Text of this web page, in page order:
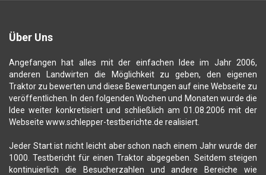
Über Uns
Angefangen hat alles mit der einfachen Idee im Jahr 2006,
anderen Landwirten die Möglichkeit zu geben, den eigenen
Traktor zu bewerten und diese Bewertungen auf eine Webseite zu
veröffentlichen. In den folgenden Wochen und Monaten wurde die
Idee weiter konkretisiert und schließlich am 01.08.2006 mit der
Webseite www.schlepper-testberichte.de realisiert.
Jeder Start ist nicht leicht aber schon nach einem Jahr wurde der
1000. Testbericht für einen Traktor abgegeben. Seitdem steigen
kontinuierlich die Besucherzahlen und andere Bereiche wie